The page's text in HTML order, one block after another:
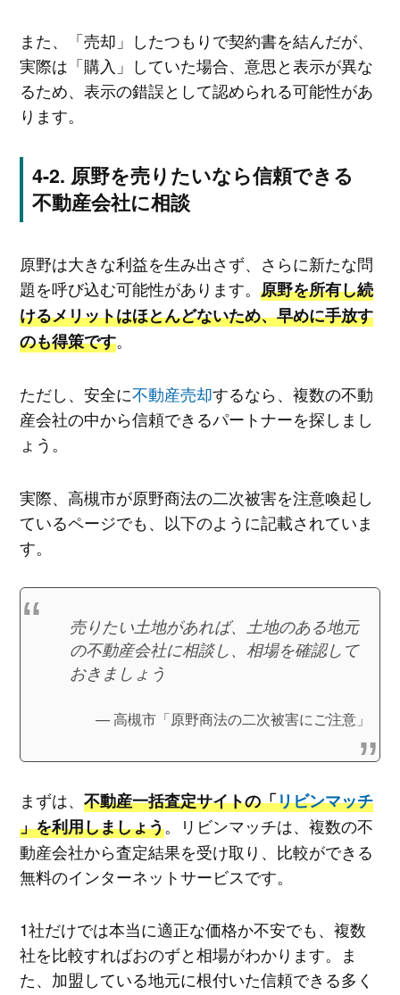
また、「売却」したつもりで契約書を結んだが、
実際は「購入」していた場合、意思と表示が異な
るため、表示の錯誤として認められる可能性があ
ります。
原野を売りたいなら信頼できる
不動産会社に相談
原野は大きな利益を生み出さず、さらに新たな問
題を呼び込む可能性があります。 原野を所有し続
けるメリットはほとんどないため、早めに手放す
のも得策です。
ただし、安全に不動産売却するなら、複数の不動
産会社の中から信頼できるパートナーを探しまし
ょう。
実際、高槻市が原野商法の二次被害を注意喚起し
ているページでも、以下のように記載されていま
す。
売りたい土地があれば、土地のある地元
の不動産会社に相談し、相場を確認して
おきましょう
高槻市「原野商法の二次被害にご注意」
まずは、 不動産一括査定サイトの「リビンマッチ
」を利用しましょう。リビンマッチは、複数の不
動産会社から査定結果を受け取り、比較ができる
無料のインターネットサービスです。
1社だけでは本当に適正な価格か不安でも、複数
社を比較すればおのずと相場がわかります。ま
た、加盟している地元に根付いた信頼できる多く